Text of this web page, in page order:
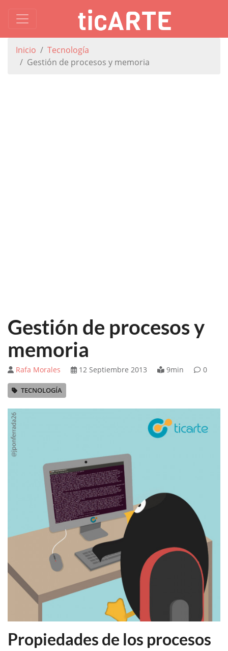
Inicio
Tecnología
Gestión de procesos y memoria
Gestión de procesos y
memoria
Rafa Morales 12 Septiembre 2013 9min 0
TECNOLOGÍA
Propiedades de los procesos